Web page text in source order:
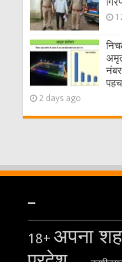
2 days ago
–
18+ अपना